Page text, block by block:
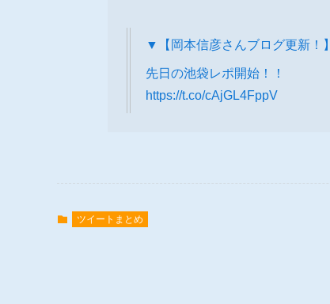
▼【岡本信彦さんブログ更新！】
先日の池袋レポ開始！！
https://t.co/cAjGL4FppV
ツイートまとめ